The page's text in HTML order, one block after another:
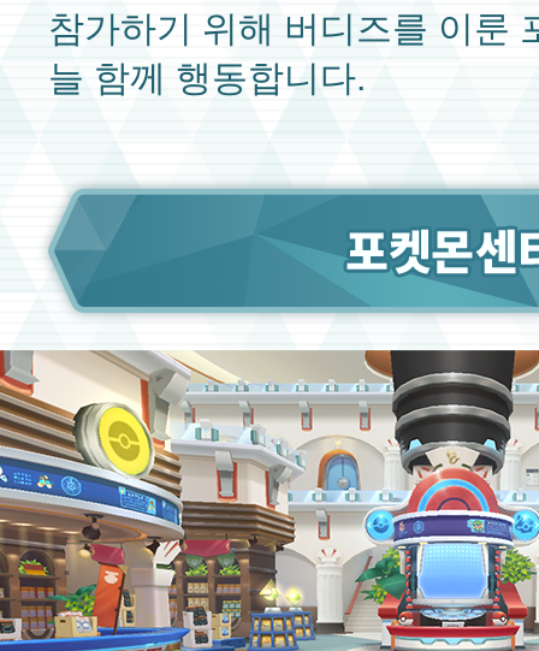
참가하기 위해 버디즈를 이룬
늘 함께 행동합니다.